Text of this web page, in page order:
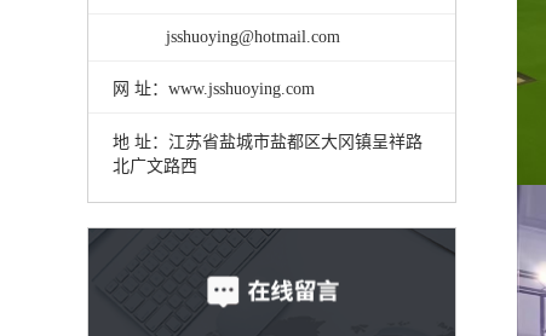
jsshuoying@hotmail.com
网 址：www.jsshuoying.com
地 址：江苏省盐城市盐都区大冈镇呈祥路
北广文路西